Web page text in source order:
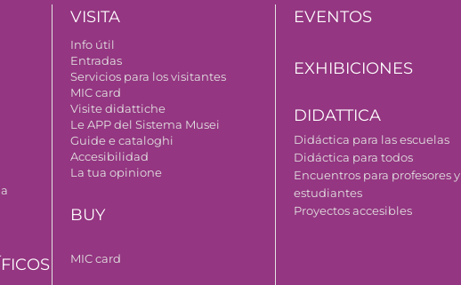
VISITA
Info útil
Entradas
Servicios para los visitantes
MIC card
Visite didattiche
Le APP del Sistema Musei
Guide e cataloghi
Accesibilidad
La tua opinione
BUY
MIC card
EVENTOS
EXHIBICIONES
DIDATTICA
Didáctica para las escuelas
Didáctica para todos
Encuentros para profesores y
estudiantes
Proyectos accesibles